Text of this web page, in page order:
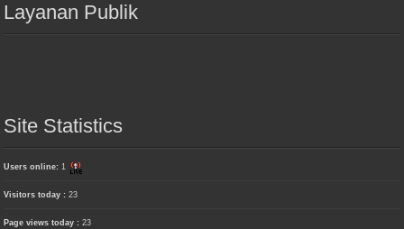
Layanan Publik
Site Statistics
Users online:1
Visitors today :23
Page views today :23